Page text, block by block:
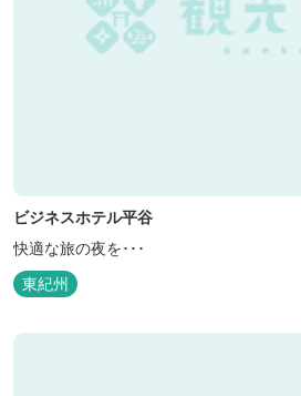
ビジネスホテル平谷
快適な旅の夜を･･･
東紀州